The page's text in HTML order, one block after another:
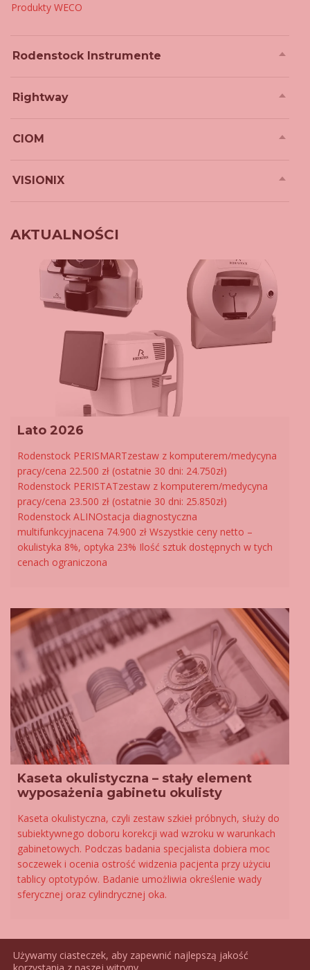
Produkty WECO
Rodenstock Instrumente
Rightway
CIOM
VISIONIX
AKTUALNOŚCI
Lato 2026
Rodenstock PERISMARTzestaw z komputerem/medycyna
pracy/cena 22.500 zł (ostatnie 30 dni: 24.750zł)
Rodenstock PERISTATzestaw z komputerem/medycyna
pracy/cena 23.500 zł (ostatnie 30 dni: 25.850zł)
Rodenstock ALINOstacja diagnostyczna
multifunkcyjnacena 74.900 zł Wszystkie ceny netto –
okulistyka 8%, optyka 23% Ilość sztuk dostępnych w tych
cenach ograniczona
Kaseta okulistyczna – stały element
wyposażenia gabinetu okulisty
Kaseta okulistyczna, czyli zestaw szkieł próbnych, służy do
subiektywnego doboru korekcji wad wzroku w warunkach
gabinetowych. Podczas badania specjalista dobiera moc
soczewek i ocenia ostrość widzenia pacjenta przy użyciu
tablicy optotypów. Badanie umożliwia określenie wady
sferycznej oraz cylindrycznej oka.
Używamy ciasteczek, aby zapewnić najlepszą jakość